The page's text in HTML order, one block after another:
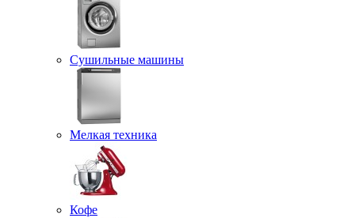
Сушильные машины
Мелкая техника
Кофе